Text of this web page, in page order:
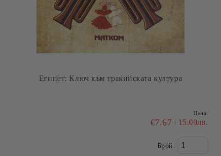
Египет: Ключ към тракийската култура
Цена:
€7.67 15.00лв.
Брой: